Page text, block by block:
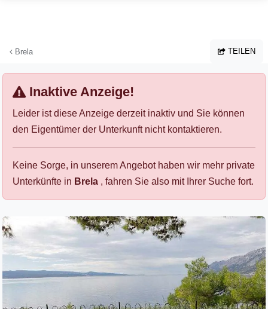
Brela TEILEN
Inaktive Anzeige!
Leider ist diese Anzeige derzeit inaktiv und Sie können
den Eigentümer der Unterkunft nicht kontaktieren.
Keine Sorge, in unserem Angebot haben wir mehr private
Unterkünfte in Brela , fahren Sie also mit Ihrer Suche fort.